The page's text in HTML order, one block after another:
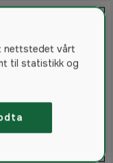
nettstedet vårt
til statistikk og